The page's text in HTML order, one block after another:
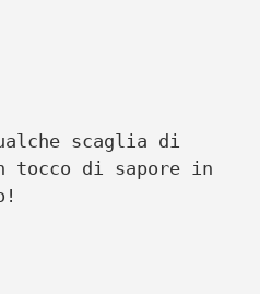
scaglia di
tocco di sapore in